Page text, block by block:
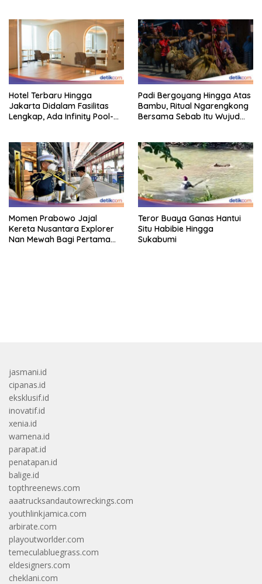
Hotel Terbaru Hingga
Jakarta Didalam Fasilitas
Lengkap, Ada Infinity Pool-
Padi Bergoyang Hingga Atas
Bambu, Ritual Ngarengkong
Bersama Sebab Itu Wujud
Momen Prabowo Jajal
Kereta Nusantara Explorer
Nan Mewah Bagi Pertama
Teror Buaya Ganas Hantui
Situ Habibie Hingga
Sukabumi
jasmani.id
cipanas.id
eksklusif.id
inovatif.id
xenia.id
wamena.id
parapat.id
penatapan.id
balige.id
topthreenews.com
aaatrucksandautowreckings.com
youthlinkjamica.com
arbirate.com
playoutworlder.com
temeculabluegrass.com
eldesigners.com
cheklani.com